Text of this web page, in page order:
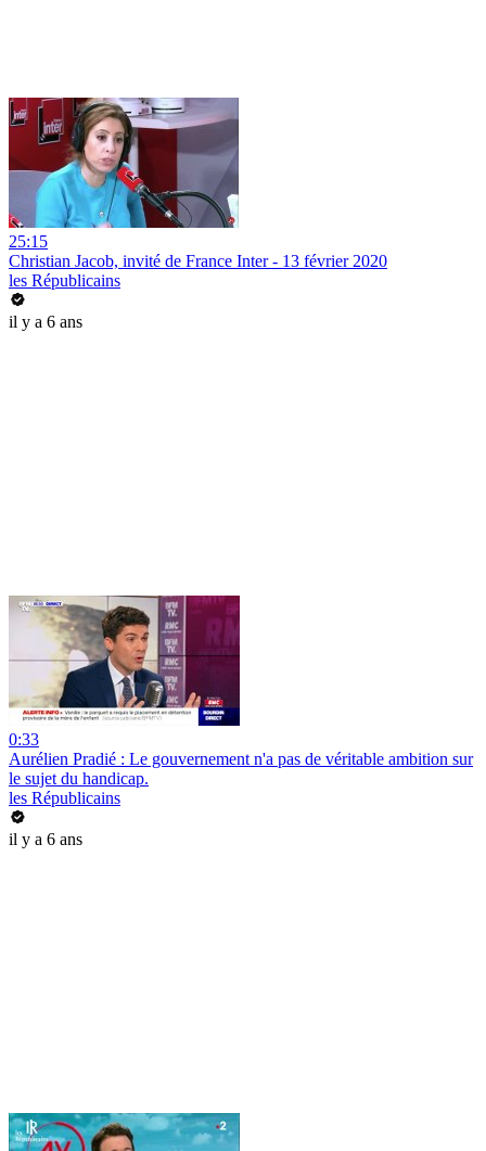
25:15
Christian Jacob, invité de France Inter - 13 février 2020
les Républicains
il y a 6 ans
0:33
Aurélien Pradié : Le gouvernement n'a pas de véritable ambition sur
le sujet du handicap.
les Républicains
il y a 6 ans